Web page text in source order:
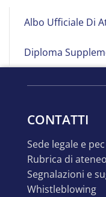
Albo
Albo Ufficiale Di
Diploma
CONTATTI
sede legale e pec
rubrica di ateneo
segnalazioni e
whistleblowing